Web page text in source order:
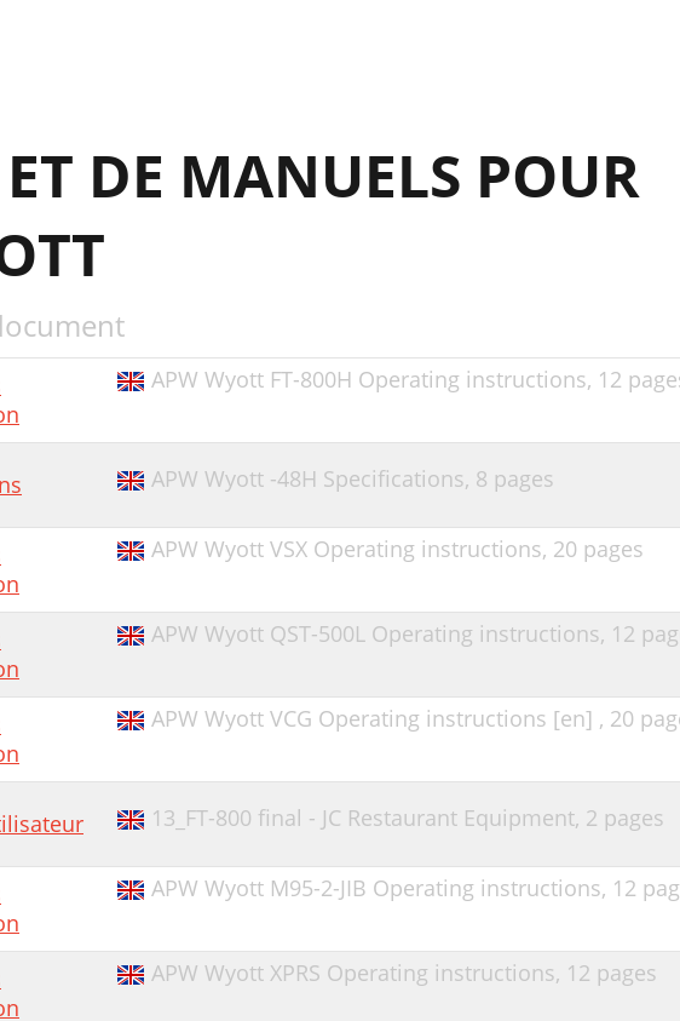
DE MANUELS POUR
APW Wyott FT-800H Operating instructions, 12
APW Wyott -48H Specifications, 8 pages
APW Wyott VSX Operating instructions, 20 pages
APW Wyott QST-500L Operating instructions, 12
APW Wyott VCG Operating instructions [en] , 20
13_FT-800 final - JC Restaurant Equipment, 2 pages
APW Wyott M95-2-JIB Operating instructions, 12
APW Wyott XPRS Operating instructions, 12 pages